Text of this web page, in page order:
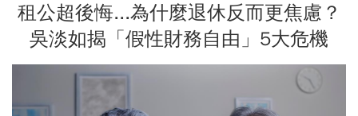
租公超後悔...為什麼退休反而更焦慮？
吳淡如揭「假性財務自由」5大危機